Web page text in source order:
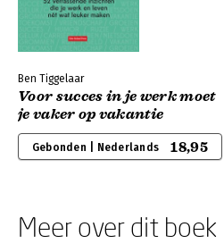
Ben Tiggelaar
Voor succes in je werk moet
je vaker op vakantie
Gebonden | Nederlands 18,95
Meer over dit boek